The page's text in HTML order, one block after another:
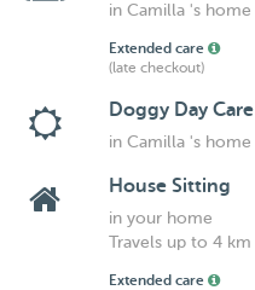
in Camilla 's home
Extended care
(late checkout)
Doggy Day Care
in Camilla 's home
House Sitting
in your home
Travels up to 4 km
Extended care